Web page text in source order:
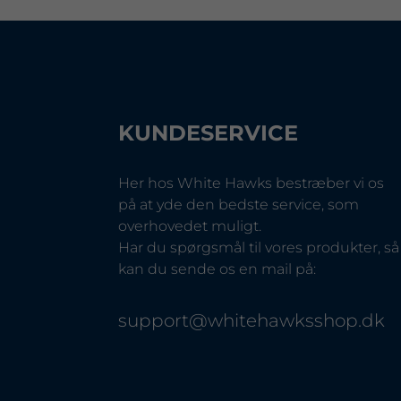
KUNDESERVICE
Her hos White Hawks bestræber vi os
på at yde den bedste service, som
overhovedet muligt.
Har du spørgsmål til vores produkter, så
kan du sende os en mail på:
support@whitehawksshop.dk